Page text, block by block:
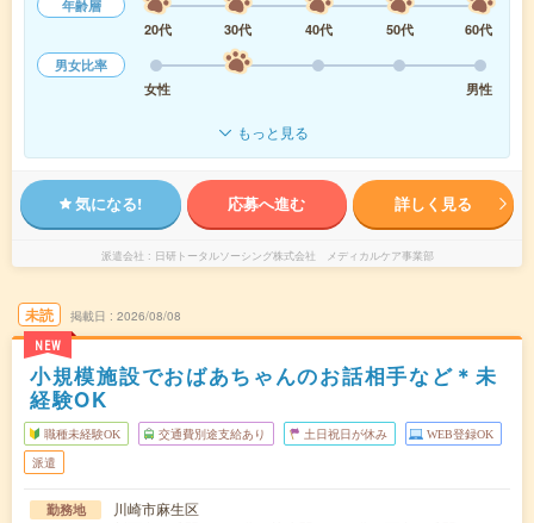
年齢層
20代
30代 40代 50代
60代
男女比率
女性
男性
もっと見る
気になる! 応募へ進む 詳しく見る
派遣会社 日研トータルソーシング株式会社 メディカルケア事業部
未読
NEW
掲載日 2026/08/08
小規模施設でおばあちゃんのお話相手など＊未
経験OK
職種未経験OK 交通費別途支給あり 土日祝日が休み WEB登録OK
派遣
勤務地
川崎市麻生区